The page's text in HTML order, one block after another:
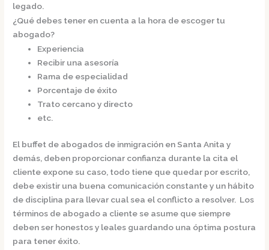
legado.
¿Qué debes tener en cuenta a la hora de escoger tu
abogado?
Experiencia
Recibir una asesoría
Rama de especialidad
Porcentaje de éxito
Trato cercano y directo
etc.
El buffet de abogados de inmigración en Santa Anitay
demás, deben proporcionar confianza durante la cita el
cliente expone su caso, todo tiene que quedar por escrito,
debe existir una buena comunicación constante y un hábito
de disciplina para llevar cual sea el conflicto a resolver. Los
términos de abogado a cliente se asume que siempre
deben ser honestos y leales guardando una óptima postura
para tener éxito.